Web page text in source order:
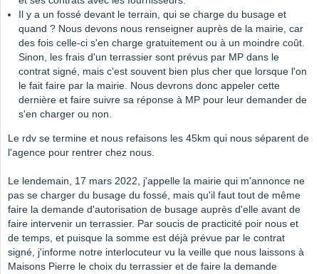
Il y a un fossé devant le terrain, qui se charge du busage et
quand ? Nous devons nous renseigner auprès de la mairie, car
des fois celle-ci s'en charge gratuitement ou à un moindre coût.
Sinon, les frais d'un terrassier sont prévus par MP dans le
contrat signé, mais c'est souvent bien plus cher que lorsque l'on
le fait faire par la mairie. Nous devrons donc appeler cette
dernière et faire suivre sa réponse à MP pour leur demander de
s'en charger ou non.
Le rdv se termine et nous refaisons les 45km qui nous séparent de
l'agence pour rentrer chez nous.
Le lendemain, 17 mars 2022, j'appelle la mairie qui m'annonce ne
pas se charger du busage du fossé, mais qu'il faut tout de même
faire la demande d'autorisation de busage auprès d'elle avant de
faire intervenir un terrassier. Par soucis de practicité poir nous et
de temps, et puisque la somme est déjà prévue par le contrat
signé, j'informe notre interlocuteur vu la veille que nous laissons à
Maisons Pierre le choix du terrassier et de faire la demande